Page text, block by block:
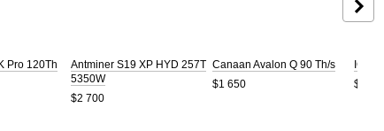
Pro 120Th
Antminer S19 XP HYD 257T
5350W
$2 700
Canaan Avalon Q 90 Th/s
$1 650
$2